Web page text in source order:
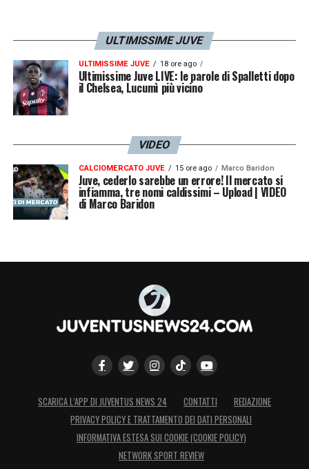
ULTIMISSIME JUVE
ULTIMISSIME JUVE 18 ore ago
Ultimissime Juve LIVE: le parole di Spalletti dopo
il Chelsea, Lucumì più vicino
VIDEO
CALCIOMERCATO JUVE 15 ore ago Marco Baridon
Juve, cederlo sarebbe un errore! Il mercato si
infiamma, tre nomi caldissimi – Upload | VIDEO
di Marco Baridon
SCARICA L’APP DI JUVENTUS NEWS 24 CONTATTI
REDAZIONE
PRIVACY POLICY E TRATTAMENTO DEI DATI PERSONALI
INFORMATIVA ESTESA SUI COOKIE (COOKIE POLICY)
NETWORK SPORT REVIEW